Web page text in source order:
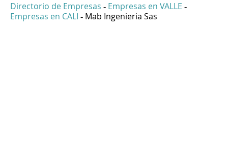
Directorio de Empresas - Empresas en VALLE -
Empresas en CALI - Mab Ingenieria Sas